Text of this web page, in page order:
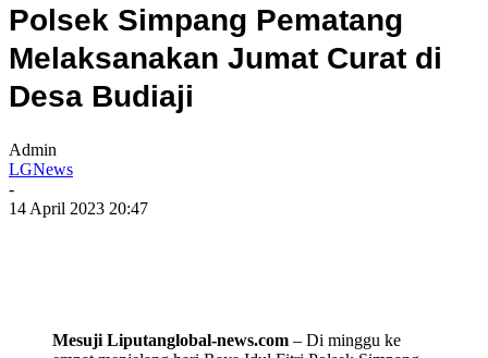
Polsek Simpang Pematang
Melaksanakan Jumat Curat di
Desa Budiaji
Admin
LGNews
-
14 April 2023 20:47
Mesuji Liputanglobal-news.com – Di minggu ke